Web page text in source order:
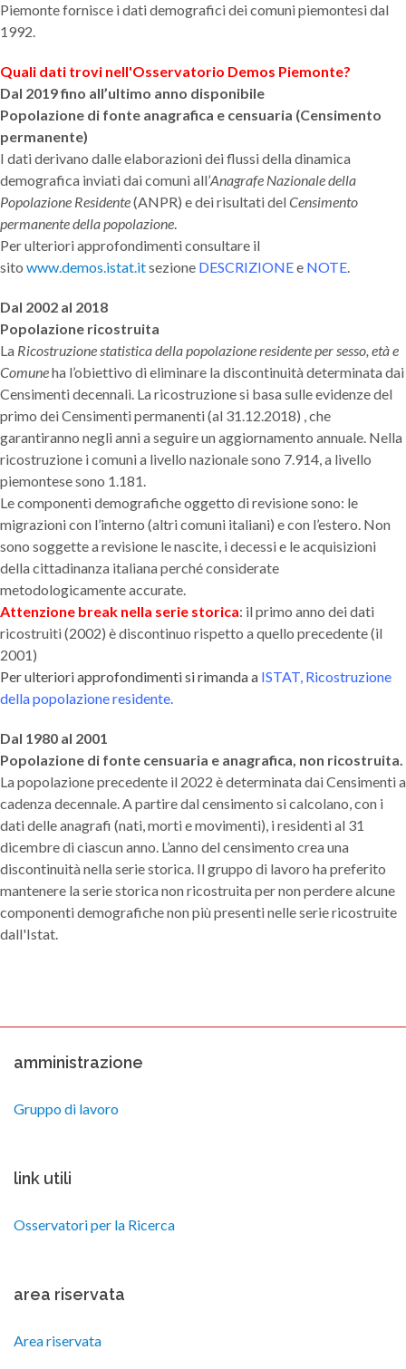
Piemonte fornisce i dati demografici dei comuni piemontesi dal
1992.
Quali dati trovi nell'Osservatorio Demos Piemonte?
Dal 2019 fino all’ultimo anno disponibile
Popolazione di fonte anagrafica e censuaria (Censimento
permanente)
I dati derivano dalle elaborazioni dei flussi della dinamica
demografica inviati dai comuni all’Anagrafe Nazionale della
Popolazione Residente(ANPR) e dei risultati delCensimento
permanente della popolazione.
Per ulteriori approfondimenti consultare il
sito www.demos.istat.itsezione DESCRIZIONEe NOTE.
Dal 2002 al 2018
Popolazione ricostruita
La Ricostruzione statistica della popolazione residente per sesso, età e
Comuneha l’obiettivo di eliminare la discontinuità determinata dai
Censimenti decennali. La ricostruzione si basa sulle evidenze del
primo dei Censimenti permanenti (al 31.12.2018) , che
garantiranno negli anni a seguire un aggiornamento annuale. Nella
ricostruzione i comuni a livello nazionale sono 7.914, a livello
piemontese sono 1.181.
Le componenti demografiche oggetto di revisione sono: le
migrazioni con l’interno (altri comuni italiani) e con l’estero. Non
sono soggette a revisione le nascite, i decessi e le acquisizioni
della cittadinanza italiana perché considerate
metodologicamente accurate.
Attenzione break nella serie storica: il primo anno dei dati
ricostruiti (2002) è discontinuo rispetto a quello precedente (il
2001)
Per ulteriori approfondimenti si rimanda a ISTAT, Ricostruzione
della popolazione residente.
Dal 1980 al 2001
Popolazione di fonte censuaria e anagrafica, non ricostruita.
La popolazione precedente il 2022 è determinata dai Censimenti a
cadenza decennale. A partire dal censimento si calcolano, con i
dati delle anagrafi (nati, morti e movimenti), i residenti al 31
dicembre di ciascun anno. L’anno del censimento crea una
discontinuità nella serie storica. Il gruppo di lavoro ha preferito
mantenere la serie storica non ricostruita per non perdere alcune
componenti demografiche non più presenti nelle serie ricostruite
dall'Istat.
amministrazione
Gruppo di lavoro
link utili
Osservatori per la Ricerca
area riservata
Area riservata